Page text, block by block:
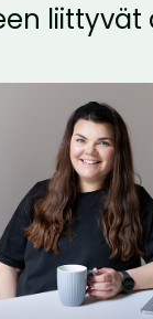
liittyvät